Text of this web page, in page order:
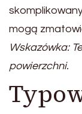
mogą
Wskazówka:
powierzchni.